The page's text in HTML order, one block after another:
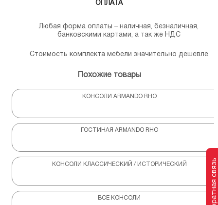
ОПЛАТА
Любая форма оплаты – наличная, безналичная,
банковскими картами, а так же НДС
Стоимость комплекта мебели значительно дешевле
Похожие товары
КОНСОЛИ ARMANDO RHO
ГОСТИНАЯ ARMANDO RHO
КОНСОЛИ КЛАССИЧЕСКИЙ / ИСТОРИЧЕСКИЙ
ВСЕ КОНСОЛИ Обратная связь